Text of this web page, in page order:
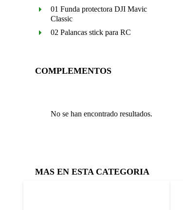
01 Funda protectora DJI Mavic
Classic
02 Palancas stick para RC
COMPLEMENTOS
No se han encontrado resultados.
MAS EN ESTA CATEGORIA